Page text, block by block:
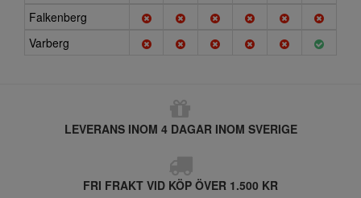
Falkenberg
Varberg
LEVERANS INOM 4 DAGAR INOM SVERIGE
FRI FRAKT VID KÖP ÖVER 1.500 KR